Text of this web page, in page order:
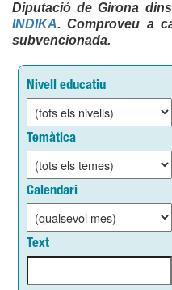
Diputació de Girona
INDIKA. Comproveu a
subvencionada.
Nivell educatiu
Temàtica
Calendari
Text